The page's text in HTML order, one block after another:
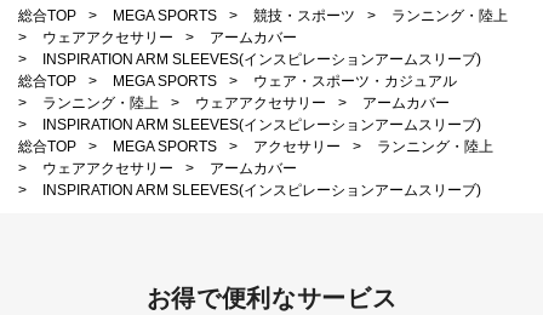
総合TOP > MEGA SPORTS > 競技・スポーツ >
ランニング・陸上
>
ウェアアクセサリー >
アームカバー
>
INSPIRATION ARM SLEEVES(インスピレーションアームスリーブ)
総合TOP
> MEGA SPORTS >
ウェア・スポーツ・カジュアル
>
ランニング・陸上 > ウェアアクセサリー >
アームカバー
>
INSPIRATION ARM SLEEVES(インスピレーションアームスリーブ)
総合TOP
> MEGA SPORTS > アクセサリー >
ランニング・陸上
>
ウェアアクセサリー >
アームカバー
>
INSPIRATION ARM SLEEVES(インスピレーションアームスリーブ)
お得で便利なサービス